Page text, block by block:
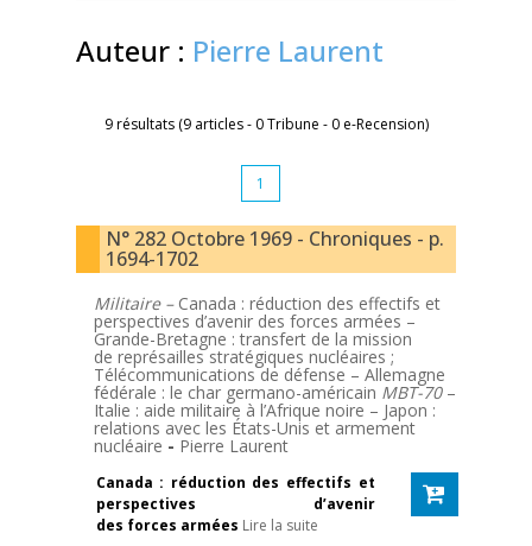
Auteur : Pierre Laurent
9 résultats (9 articles - 0 Tribune - 0 e-Recension)
1
N° 282 Octobre 1969 - Chroniques - p.
1694-1702
Militaire – Canada : réduction des effectifs et
perspectives d’avenir des forces armées –
Grande-Bretagne : transfert de la mission
de représailles stratégiques nucléaires ;
Télécommunications de défense – Allemagne
fédérale : le char germano-américain MBT-70–
Italie : aide militaire à l’Afrique noire – Japon :
relations avec les États-Unis et armement
nucléaire - Pierre Laurent
Canada : réduction des effectifs et
perspectives d’avenir
des forces armées Lire la suite